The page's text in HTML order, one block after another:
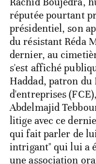
réputée pourtant
présidentiel, son
du résistant Réda
dernier, au
s'est affiché
Haddad, patron du
d'entreprises
Abdelmajid
litige avec ce
qui fait parler de
intrigant" qui lui a
une association